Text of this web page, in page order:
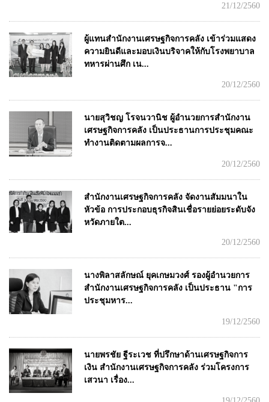
21/12/2560
ผู้แทนสำนักงานเศรษฐกิจการคลัง เข้าร่วมแสดง
ความยินดีและมอบเงินบริจาคให้กับโรงพยาบาล
ทหารผ่านศึก เน...
20/12/2560
นายสุวิชญ โรจนวานิช ผู้อำนวยการสำนักงาน
เศรษฐกิจการคลัง เป็นประธานการประชุมคณะ
ทำงานติดตามผลการจ...
20/12/2560
สำนักงานเศรษฐกิจการคลัง จัดงานสัมมนาใน
หัวข้อ การประกอบธุรกิจสินเชื่อรายย่อยระดับจัง
หวัดภายใต...
20/12/2560
นางพิลาสลักษณ์ ยุคเกษมวงศ์ รองผู้อำนวยการ
สำนักงานเศรษฐกิจการคลัง เป็นประธาน "การ
ประชุมหาร...
19/12/2560
นายพรชัย ฐีระเวช ที่ปรึกษาด้านเศรษฐกิจการ
เงิน สำนักงานเศรษฐกิจการคลัง ร่วมโครงการ
เสวนา เรื่อง...